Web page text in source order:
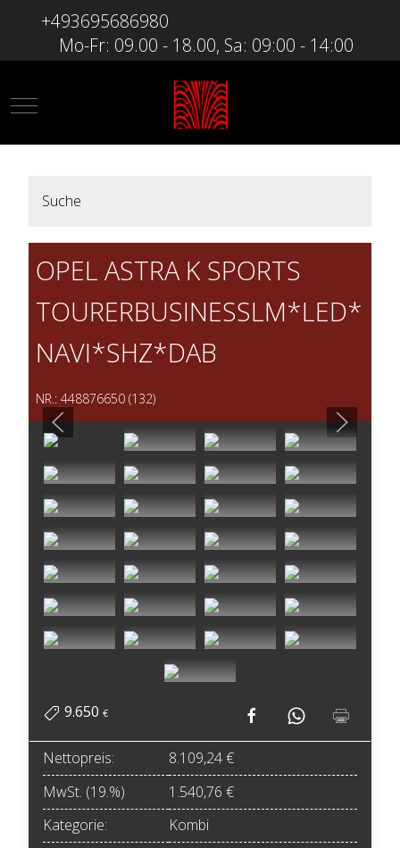
+493695686980
Mo-Fr: 09.00 - 18.00, Sa: 09:00 - 14:00
Mobile Menu Toggle
Suche
OPEL ASTRA K SPORTS
TOURERBUSINESSLM*LED*
NAVI*SHZ*DAB
NR.: 448876650 (132)
9.650 €
Nettopreis:
8.109,24 €
MwSt. (19.%)
1.540,76 €
Kategorie:
Kombi